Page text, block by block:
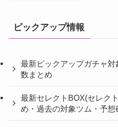
ピックアップ情報
最新ピックアップガチャ
数まとめ
最新セレクトBOX(セレク
め・過去の対象ツム・予想